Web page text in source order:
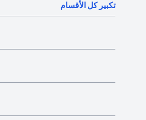
تكبير كل الأقسام